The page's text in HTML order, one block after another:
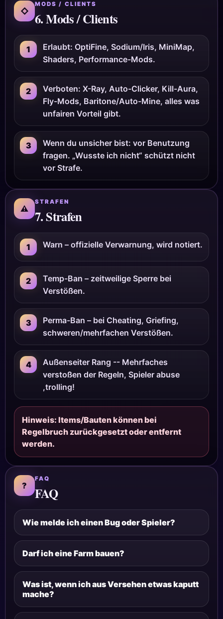
◇
MODS / CLIENTS
6. Mods / Clients
1
Erlaubt: OptiFine, Sodium/Iris, MiniMap,
Shaders, Performance-Mods.
2
Verboten: X-Ray, Auto-Clicker, Kill-Aura,
Fly-Mods, Baritone/Auto-Mine, alles was
unfairen Vorteil gibt.
3
Wenn du unsicher bist: vor Benutzung
fragen. „Wusste ich nicht“ schützt nicht
vor Strafe.
⚠
STRAFEN
7. Strafen
1 Warn – offizielle Verwarnung, wird notiert.
2
Temp-Ban – zeitweilige Sperre bei
Verstößen.
3
Perma-Ban – bei Cheating, Griefing,
schweren/mehrfachen Verstößen.
4
Außenseiter Rang -- Mehrfaches
verstoßen der Regeln, Spieler abuse
,trolling!
Hinweis: Items/Bauten können bei
Regelbruch zurückgesetzt oder entfernt
werden.
?
FAQ
FAQ
Wie melde ich einen Bug oder Spieler?
Darf ich eine Farm bauen?
Was ist, wenn ich aus Versehen etwas kaputt
mache?